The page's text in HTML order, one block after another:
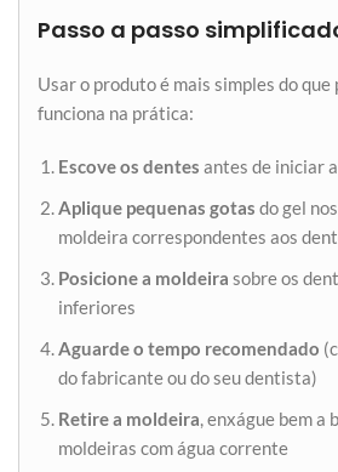
Passo a passo
Usar o produto é mais simples do que
funciona na prática:
Escove os dentes antes de iniciar
Aplique pequenas gotas do gel
moldeira correspondentes aos
Posicione a moldeira sobre os
inferiores
Aguarde o tempo recomendado
do fabricante ou do seu dentista)
Retire a moldeira, enxágue bem a
moldeiras com água corrente